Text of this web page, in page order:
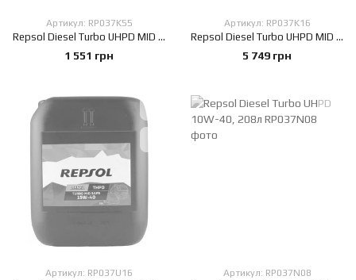
Артикул: RP037K55
Repsol Diesel Turbo UHPD MID SAPS 10W-40, 5л
1 551 грн
Артикул: RP037K16
Repsol Diesel Turbo UHPD MID SAPS 10W-40, 20л
5 749 грн
Артикул: RP037U16 Артикул: RP037N08